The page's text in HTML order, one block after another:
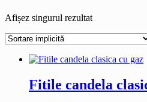
Afișez singurul rezultat
Fitile candela